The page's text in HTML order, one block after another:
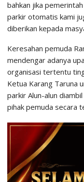
bahkan jika
parkir otomatis kami
diberikan kepada
Keresahan pemuda
mendengar adanya
organisasi tertentu
Ketua Karang Taruna
parkir Alun-alun
pihak pemuda secara